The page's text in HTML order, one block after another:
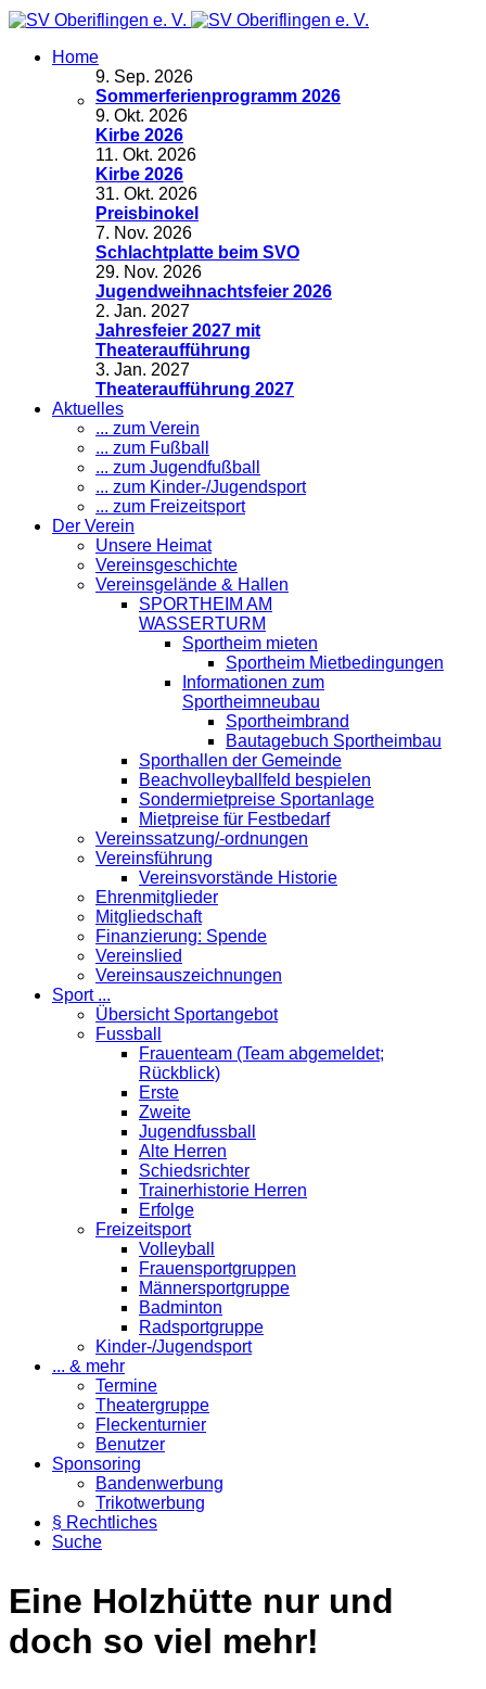
Home
9. Sep. 2026
Sommerferienprogramm 2026
9. Okt. 2026
Kirbe 2026
11. Okt. 2026
Kirbe 2026
31. Okt. 2026
Preisbinokel
7. Nov. 2026
Schlachtplatte beim SVO
29. Nov. 2026
Jugendweihnachtsfeier 2026
2. Jan. 2027
Jahresfeier 2027 mit
Theateraufführung
3. Jan. 2027
Theateraufführung 2027
Aktuelles
... zum Verein
... zum Fußball
... zum Jugendfußball
... zum Kinder-/Jugendsport
... zum Freizeitsport
Der Verein
Unsere Heimat
Vereinsgeschichte
Vereinsgelände & Hallen
SPORTHEIM AM
WASSERTURM
Sportheim mieten
Sportheim Mietbedingungen
Informationen zum
Sportheimneubau
Sportheimbrand
Bautagebuch Sportheimbau
Sporthallen der Gemeinde
Beachvolleyballfeld bespielen
Sondermietpreise Sportanlage
Mietpreise für Festbedarf
Vereinssatzung/-ordnungen
Vereinsführung
Vereinsvorstände Historie
Ehrenmitglieder
Mitgliedschaft
Finanzierung: Spende
Vereinslied
Vereinsauszeichnungen
Sport ...
Übersicht Sportangebot
Fussball
Frauenteam (Team abgemeldet;
Rückblick)
Erste
Zweite
Jugendfussball
Alte Herren
Schiedsrichter
Trainerhistorie Herren
Erfolge
Freizeitsport
Volleyball
Frauensportgruppen
Männersportgruppe
Badminton
Radsportgruppe
Kinder-/Jugendsport
... & mehr
Termine
Theatergruppe
Fleckenturnier
Benutzer
Sponsoring
Bandenwerbung
Trikotwerbung
§ Rechtliches
Suche
Eine Holzhütte nur und
doch so viel mehr!